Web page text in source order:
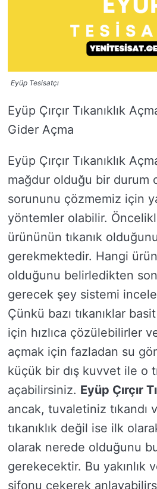
Eyüp Tesisatçı
Eyüp Çırçır Tıkanıklık
Gider Açma
Eyüp Çırçır Tıkanıklık
mağdur olduğu bir durum
sorununu çözmemiz için
yöntemler olabilir.
ürününün tıkanık
gerekmektedir. Hangi
olduğunu belirledikten
gerecek şey sistemi
Çünkü bazı tıkanıklar
için hızlıca çözülebilirler ve
açmak için fazladan su
küçük bir dış kuvvet ile o
açabilirsiniz. Eyüp Çırçır
ancak, tuvaletiniz tıkandı
tıkanıklık değil ise ilk
olarak nerede olduğunu
gerekecektir. Bu yakınlık
sifonu çekerek